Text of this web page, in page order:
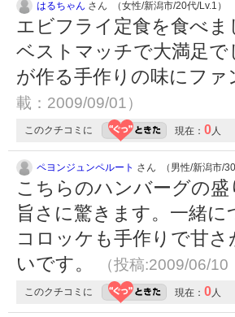
はるちゃん さん （女性/新潟市/20代/Lv.1）
エビフライ定食を食べ
ベストマッチで大満足
が作る手作りの味にフ
載：2009/09/01）
このクチコミに 現在： 0人
ペヨンジュンペルート さん （男性/新潟市/30
こちらのハンバーグの
旨さに驚きます。一緒
コロッケも手作りで甘
いです。
（投稿:2009/06/
このクチコミに 現在： 0人